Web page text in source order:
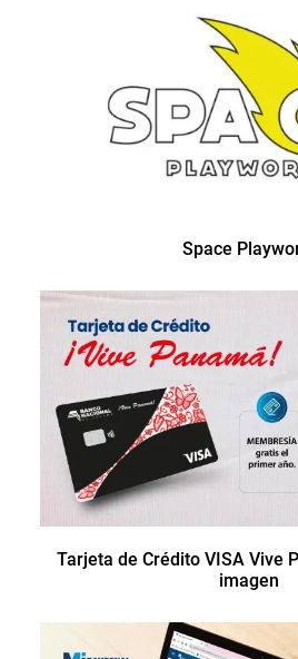
Space
Tarjeta de Crédito VISA Vive
imagen